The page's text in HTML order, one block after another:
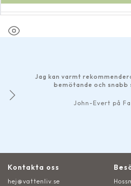
Jag kan varmt
bemötande och snabb
John-Evert på
Kontakta oss
hej@vattenliv.se